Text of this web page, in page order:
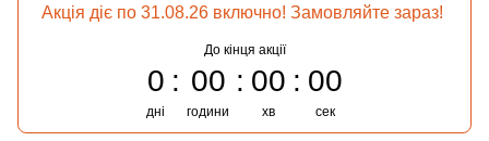
Акція діє по 31.08.26 включно! Замовляйте зараз!
До кінця акції
0
дні
00
години
00
хв
00
сек